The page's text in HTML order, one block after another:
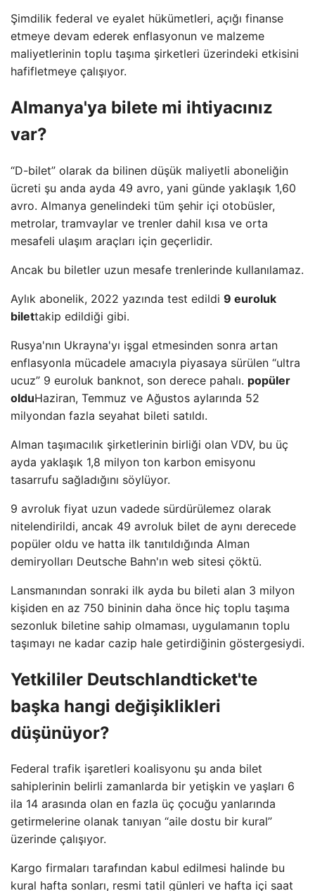
Şimdilik federal ve eyalet hükümetleri, açığı finanse
etmeye devam ederek enflasyonun ve malzeme
maliyetlerinin toplu taşıma şirketleri üzerindeki etkisini
hafifletmeye çalışıyor.
Almanya'ya bilete mi ihtiyacınız
var?
“D-bilet” olarak da bilinen düşük maliyetli aboneliğin
ücreti şu anda ayda 49 avro, yani günde yaklaşık 1,60
avro. Almanya genelindeki tüm şehir içi otobüsler,
metrolar, tramvaylar ve trenler dahil kısa ve orta
mesafeli ulaşım araçları için geçerlidir.
Ancak bu biletler uzun mesafe trenlerinde kullanılamaz.
Aylık abonelik, 2022 yazında test edildi 9 euroluk
bilettakip edildiği gibi.
Rusya'nın Ukrayna'yı işgal etmesinden sonra artan
enflasyonla mücadele amacıyla piyasaya sürülen “ultra
ucuz” 9 euroluk banknot, son derece pahalı. popüler
olduHaziran, Temmuz ve Ağustos aylarında 52
milyondan fazla seyahat bileti satıldı.
Alman taşımacılık şirketlerinin birliği olan VDV, bu üç
ayda yaklaşık 1,8 milyon ton karbon emisyonu
tasarrufu sağladığını söylüyor.
9 avroluk fiyat uzun vadede sürdürülemez olarak
nitelendirildi, ancak 49 avroluk bilet de aynı derecede
popüler oldu ve hatta ilk tanıtıldığında Alman
demiryolları Deutsche Bahn'ın web sitesi çöktü.
Lansmanından sonraki ilk ayda bu bileti alan 3 milyon
kişiden en az 750 bininin daha önce hiç toplu taşıma
sezonluk biletine sahip olmaması, uygulamanın toplu
taşımayı ne kadar cazip hale getirdiğinin göstergesiydi.
Yetkililer Deutschlandticket'te
başka hangi değişiklikleri
düşünüyor?
Federal trafik işaretleri koalisyonu şu anda bilet
sahiplerinin belirli zamanlarda bir yetişkin ve yaşları 6
ila 14 arasında olan en fazla üç çocuğu yanlarında
getirmelerine olanak tanıyan “aile dostu bir kural”
üzerinde çalışıyor.
Kargo firmaları tarafından kabul edilmesi halinde bu
kural hafta sonları, resmi tatil günleri ve hafta içi saat